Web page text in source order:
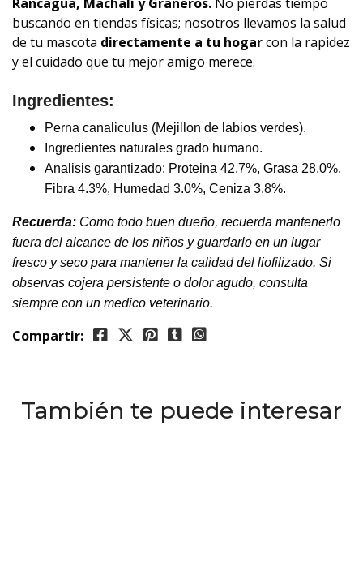
buscando en tiendas físicas; nosotros llevamos la salud
de tu mascota directamente a tu hogarcon la rapidez
y el cuidado que tu mejor amigo merece.
Ingredientes:
Perna canaliculus (Mejillon de labios verdes).
Ingredientes naturales grado humano.
Analisis garantizado: Proteina 42.7%, Grasa 28.0%,
Fibra 4.3%, Humedad 3.0%, Ceniza 3.8%.
Recuerda: Como todo buen dueño, recuerda mantenerlo
fuera del alcance de los niños y guardarlo en un lugar
fresco y seco para mantener la calidad del liofilizado. Si
observas cojera persistente o dolor agudo, consulta
siempre con un medico veterinario.
Compartir:
También te puede interesar